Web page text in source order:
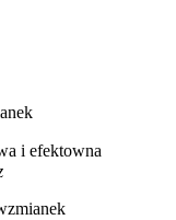
i efektowna